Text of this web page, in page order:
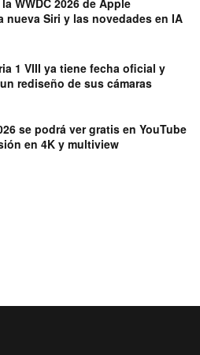
WWDC 2026 de Apple
nueva Siri y las novedades en IA
1 VIII ya tiene fecha oficial y
rediseño de sus cámaras
se podrá ver gratis en YouTube
en 4K y multiview